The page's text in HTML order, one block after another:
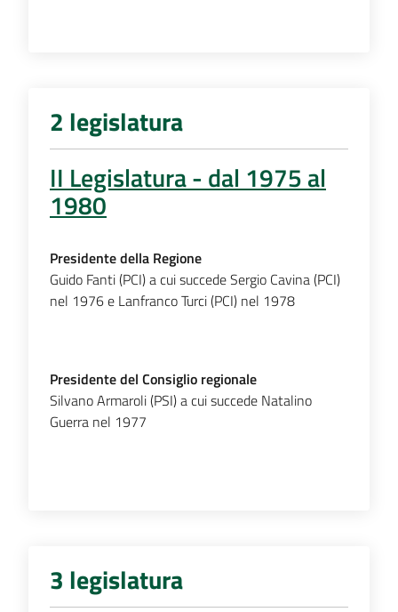
2 legislatura
II Legislatura - dal 1975 al
1980
Presidente della Regione
Guido Fanti (PCI) a cui succede Sergio Cavina (PCI)
nel 1976 e Lanfranco Turci (PCI) nel 1978
Presidente del Consiglio regionale
Silvano Armaroli (PSI) a cui succede Natalino
Guerra nel 1977
3 legislatura